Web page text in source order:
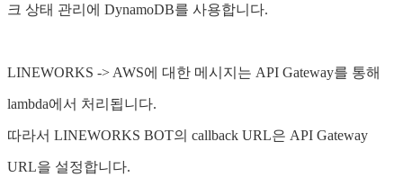
크 상태 관리에 DynamoDB를 사용합니다.
LINEWORKS -> AWS에 대한 메시지는 API Gateway를 통해
lambda에서 처리됩니다.
따라서 LINEWORKS BOT의 callback URL은 API Gateway
URL을 설정합니다.